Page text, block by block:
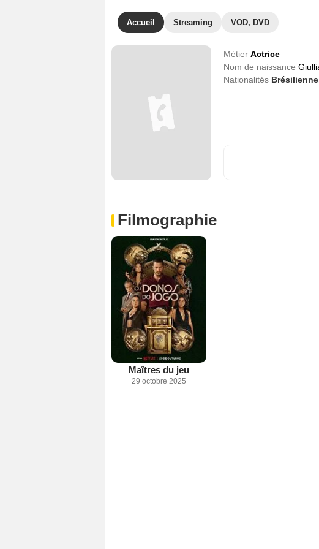
Accueil Streaming VOD, DVD
Métier Actrice
Nom de naissance
Nationalités
Filmographie
Maîtres du jeu
29 octobre 2025